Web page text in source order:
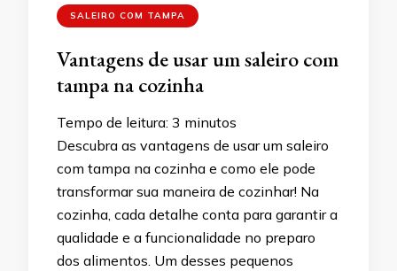
SALEIRO COM TAMPA
Vantagens de usar um saleiro com
tampa na cozinha
Tempo de leitura: 3 minutos
Descubra as vantagens de usar um saleiro
com tampa na cozinha e como ele pode
transformar sua maneira de cozinhar! Na
cozinha, cada detalhe conta para garantir a
qualidade e a funcionalidade no preparo
dos alimentos. Um desses pequenos